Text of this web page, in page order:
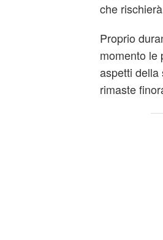
che
Proprio
momento le
aspetti della
rimaste